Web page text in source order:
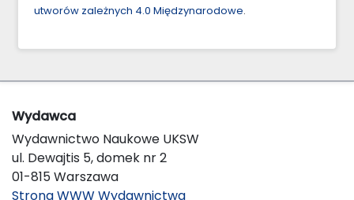
utworów zależnych 4.0 Międzynarodowe.
Wydawca
Wydawnictwo Naukowe UKSW
ul. Dewajtis 5, domek nr 2
01-815 Warszawa
Strona WWW Wydawnictwa